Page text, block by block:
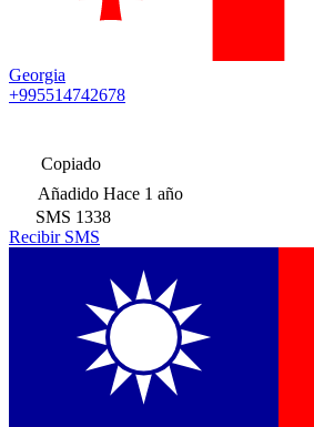
Georgia
+995514742678
Copiado
Añadido Hace 1 año
SMS 1338
Recibir SMS